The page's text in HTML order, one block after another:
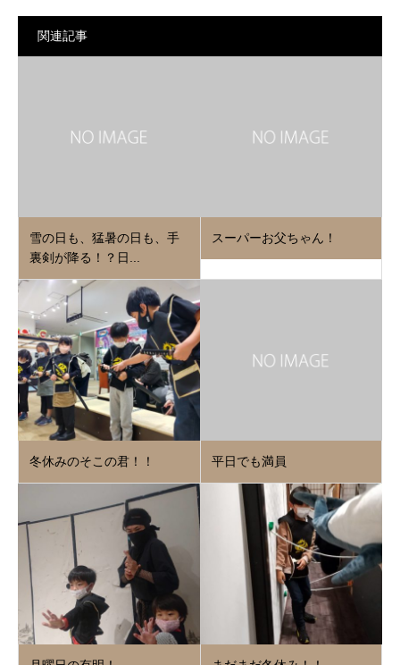
関連記事
雪の日も、猛暑の日も、手
裏剣が降る！？日...
スーパーお父ちゃん！
冬休みのそこの君！！ 平日でも満員